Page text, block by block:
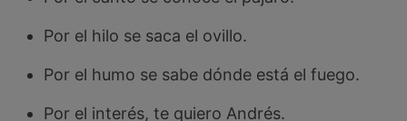
Por el hilo se saca el ovillo.
Por el humo se sabe dónde está el fuego.
Por el interés, te quiero Andrés.